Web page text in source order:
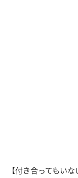
【付き合ってもい